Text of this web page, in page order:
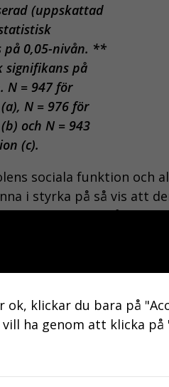
(uppskattad
på 0,05-nivån. **
signifikans på
N = 947 för
N = 976 för
och N = 943
(c).
sociala funktion
i styrka på så vis att
opinion. Båda
relativt dålig
mycket mer på
fördelar av ett
i sitt sociala
kulinariska
ställer sig kritisk till
klickar du bara på
ha genom att klicka